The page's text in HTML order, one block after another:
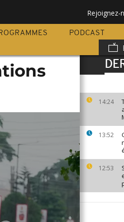
Rejoignez-
PODCAST
14:24
13:52
12:53